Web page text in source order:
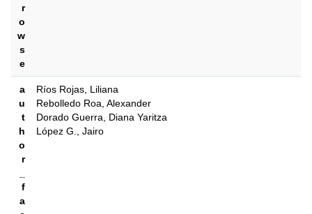
r
o
w
s
e
a
u
t
h
o
r
f
a
Ríos Rojas, Liliana
Rebolledo Roa, Alexander
Dorado Guerra, Diana Yaritza
López G., Jairo